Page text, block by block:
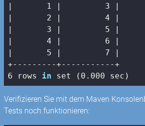
|       1 |
3
|
|
2
|         4 |
|       3 |
5
|
|
4
|         6 |
|       5 |
7
|
+---------+-----------+
6 rows in set (0.000 sec)
Verifizieren Sie mit dem Maven
Tests noch funktionieren: